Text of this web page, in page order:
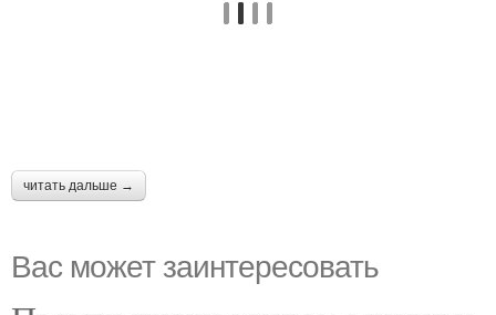
читать дальше →
Вас может заинтересовать